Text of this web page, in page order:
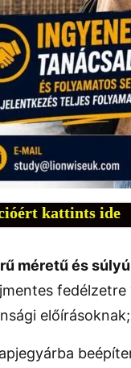
kattints ide
méretű és
fedélzetre
előírásoknak;